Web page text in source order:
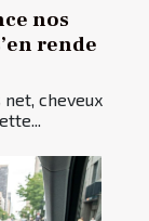
nos
rende
cheveux